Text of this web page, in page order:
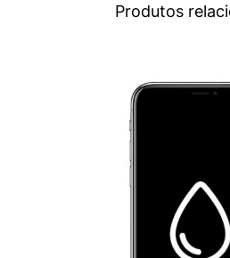
Produtos